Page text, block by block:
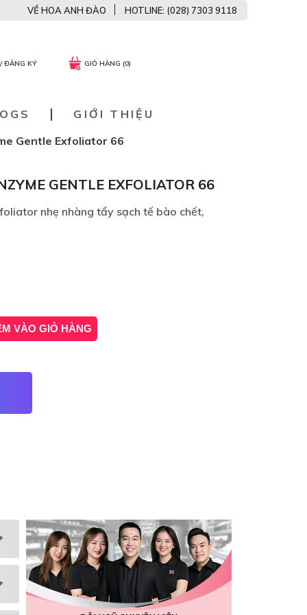
ĐĂNG KÝ GIỎ HÀNG (0)
VỀ HOA ANH ĐÀO HOTLINE: (028) 7303 9118
GIỚI THIỆU
Gentle Exfoliator 66
GENTLE EXFOLIATOR 66
nhẹ nhàng tẩy sạch tế bào chết,
VÀO GIỎ HÀNG